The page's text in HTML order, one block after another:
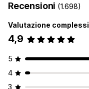
Recensioni (1.698)
Valutazione
4,9
5
4
3